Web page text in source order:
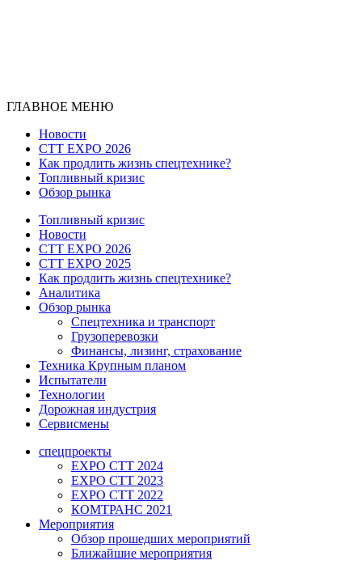
ГЛАВНОЕ МЕНЮ
Новости
CTT EXPO 2026
Как продлить жизнь спецтехнике?
Топливный кризис
Обзор рынка
Топливный кризис
Новости
CTT EXPO 2026
CTT EXPO 2025
Как продлить жизнь спецтехнике?
Аналитика
Обзор рынка
Спецтехника и транспорт
Грузоперевозки
Финансы, лизинг, страхование
Техника Крупным планом
Испытатели
Технологии
Дорожная индустрия
Сервисмены
спецпроекты
EXPO CTT 2024
EXPO CTT 2023
EXPO CTT 2022
КОМТРАНС 2021
Мероприятия
Обзор прошедших мероприятий
Ближайшие мероприятия